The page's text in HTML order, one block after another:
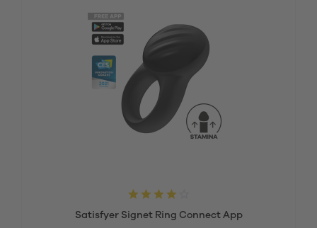
Satisfyer Signet Ring Connect App